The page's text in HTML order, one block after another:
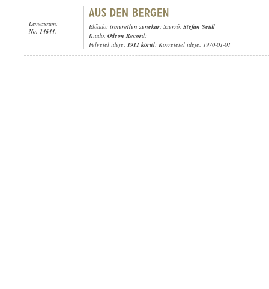
Lemezszám:
No. 14644.
Előadó: ismeretlen zenekar; Szerző: Stefan Seidl
Kiadó: Odeon Record;
Felvétel ideje: 1911 körül; Közzététel ideje: 1970-01-01